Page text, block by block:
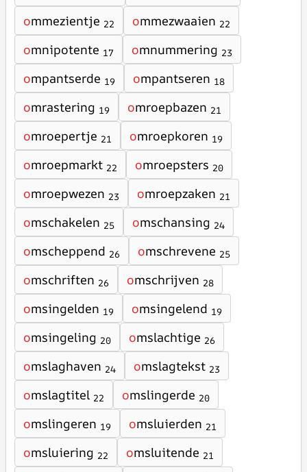
ommezientje 22 ommezwaaien 22
omnipotente 17 omnummering 23
ompantserde 19 ompantseren 18
omrastering 19 omroepbazen 21
omroepertje 21 omroepkoren 19
omroepmarkt 22 omroepsters 20
omroepwezen 23 omroepzaken 21
omschakelen 25 omschansing 24
omscheppend 26 omschrevene 25
omschriften 26 omschrijven 28
omsingelden 19 omsingelend 19
omsingeling 20 omslachtige 26
omslaghaven 24 omslagtekst 23
omslagtitel 22 omslingerde 20
omslingeren 19 omsluierden 21
omsluiering 22 omsluitende 21